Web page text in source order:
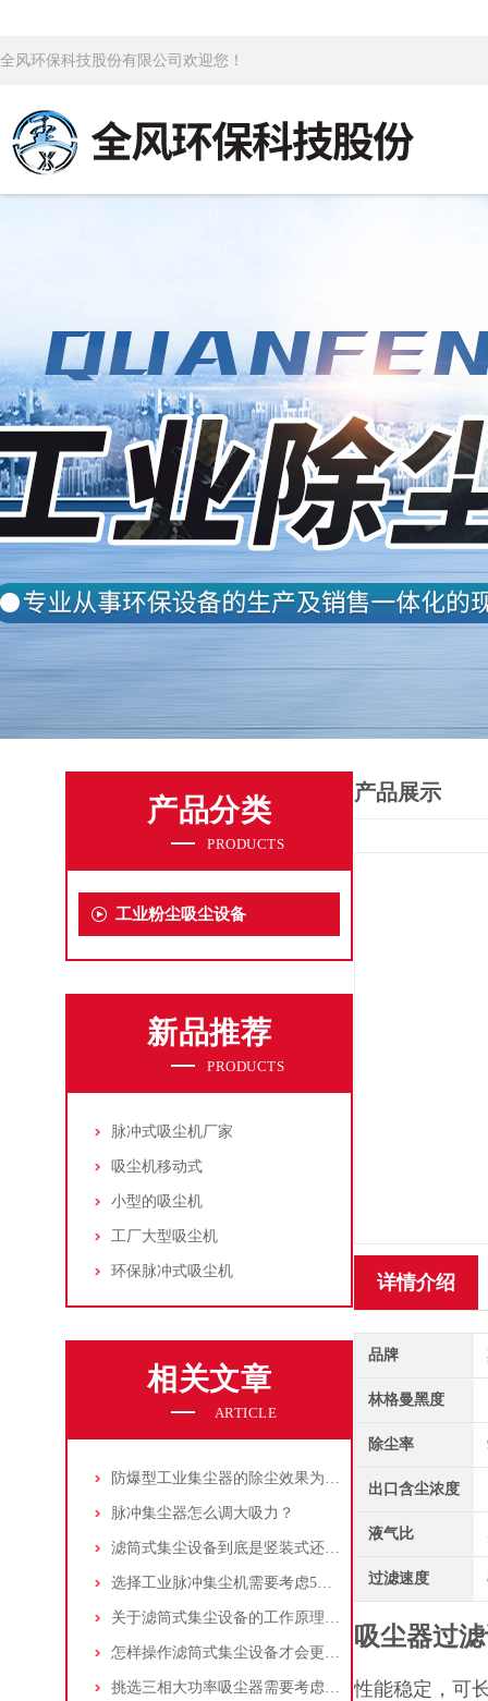
全风环保科技股份有限公司欢迎您！
产品分类
PRODUCTS
工业粉尘吸尘设备
新品推荐
PRODUCTS
脉冲式吸尘机厂家
吸尘机移动式
小型的吸尘机
工厂大型吸尘机
环保脉冲式吸尘机
相关文章
ARTICLE
防爆型工业集尘器的除尘效果为何不佳？
脉冲集尘器怎么调大吸力？
滤筒式集尘设备到底是竖装式还是横装式？
选择工业脉冲集尘机需要考虑5大因素,你都了解吗?
关于滤筒式集尘设备的工作原理及特点说明
怎样操作滤筒式集尘设备才会更安全
挑选三相大功率吸尘器需要考虑哪些问题？
产品展示
详情介绍
品牌
林格曼黑度
除尘率
出口含尘浓度
液气比
过滤速度
吸尘器过
性能稳定，可